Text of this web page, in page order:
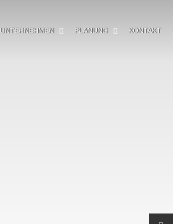
UNTERNEHMEN PLANUNG KONTAKT